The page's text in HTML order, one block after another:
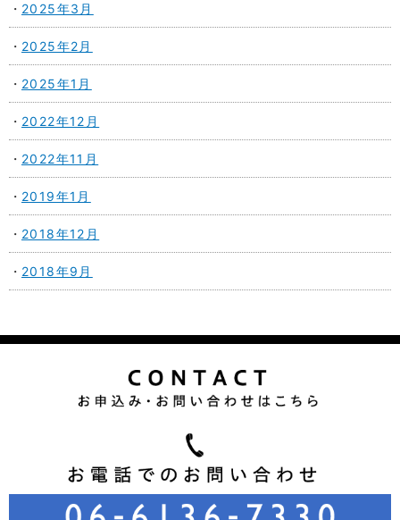
2025年3月
2025年2月
2025年1月
2022年12月
2022年11月
2019年1月
2018年12月
2018年9月